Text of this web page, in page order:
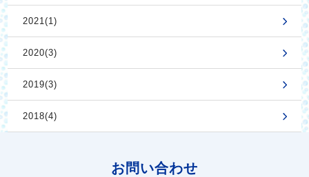
2021(1)
2020(3)
2019(3)
2018(4)
お問い合わせ